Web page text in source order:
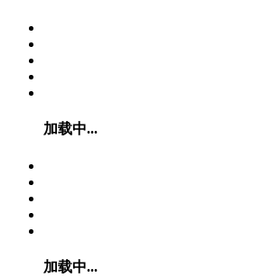
加载中...
加载中...